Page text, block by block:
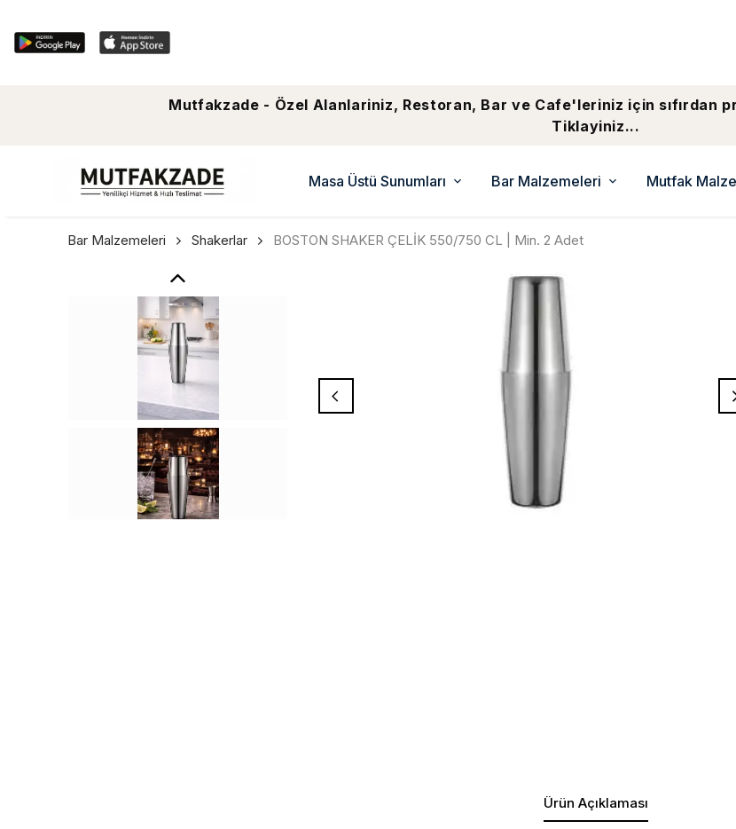
Mutfakzade - Özel Alanlariniz, Restoran, Bar ve Cafe'leriniz için sıfırdan
Tiklayiniz...
Masa Üstü Sunumları Bar Malzemeleri Mutfak
Bar Malzemeleri Shakerlar BOSTON SHAKER ÇELİK 550/750 CL | Min. 2 Adet
Ürün Açıklaması